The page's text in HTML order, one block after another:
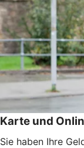
Karte und
Sie haben Ihre